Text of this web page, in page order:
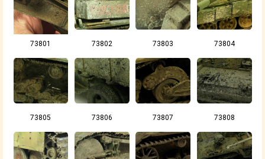
73801 73802 73803 73804
73805 73806 73807 73808